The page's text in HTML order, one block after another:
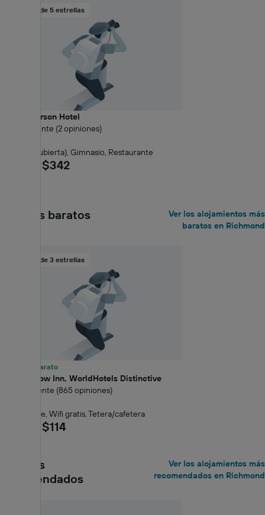
Hotel de 5 estrellas
The Jefferson Hotel
9.8 Excelente (2 opiniones)
Piscina (cubierta), Gimnasio, Restaurante
desde $342
Los más baratos
Ver los alojamientos más
baratos en Richmond
Hotel de 3 estrellas
27% más barato
Linden Row Inn, WorldHotels Distinctive
8.5 Excelente (865 opiniones)
Bar/lounge, Wifi gratis, Tetera/cafetera
desde $114
Los más
recomendados
Ver los alojamientos más
recomendados en Richmond